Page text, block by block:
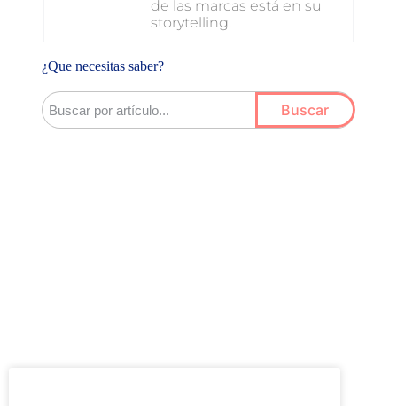
de las marcas está en su
storytelling.
¿Que necesitas saber?
Buscar